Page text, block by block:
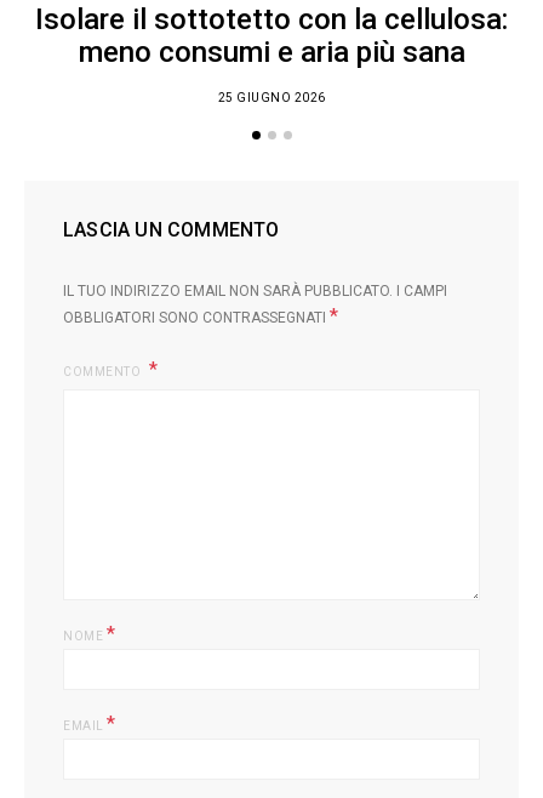
Isolare il sottotetto con la cellulosa:
meno consumi e aria più sana
25 GIUGNO 2026
LASCIA UN COMMENTO
IL TUO INDIRIZZO EMAIL NON SARÀ PUBBLICATO.
I CAMPI
OBBLIGATORI SONO CONTRASSEGNATI *
COMMENTO
NOME *
EMAIL *